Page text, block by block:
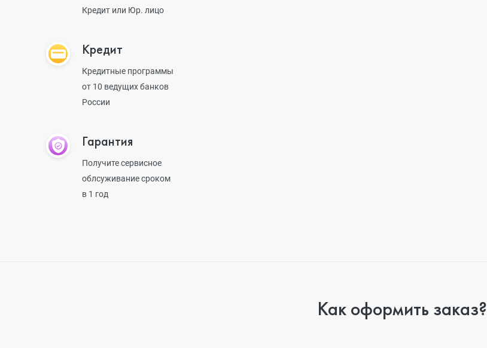
Кредит или Юр. лицо
Кредит
Кредитные программы
от 10 ведущих банков
России
Гарантия
Получите сервисное
облсуживание сроком
в 1 год
Как оформить заказ?